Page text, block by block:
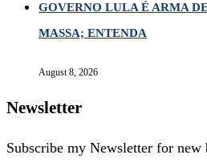
GOVERNO LULA É ARMA
MASSA; ENTENDA
August 8, 2026
Newsletter
Subscribe my Newsletter for